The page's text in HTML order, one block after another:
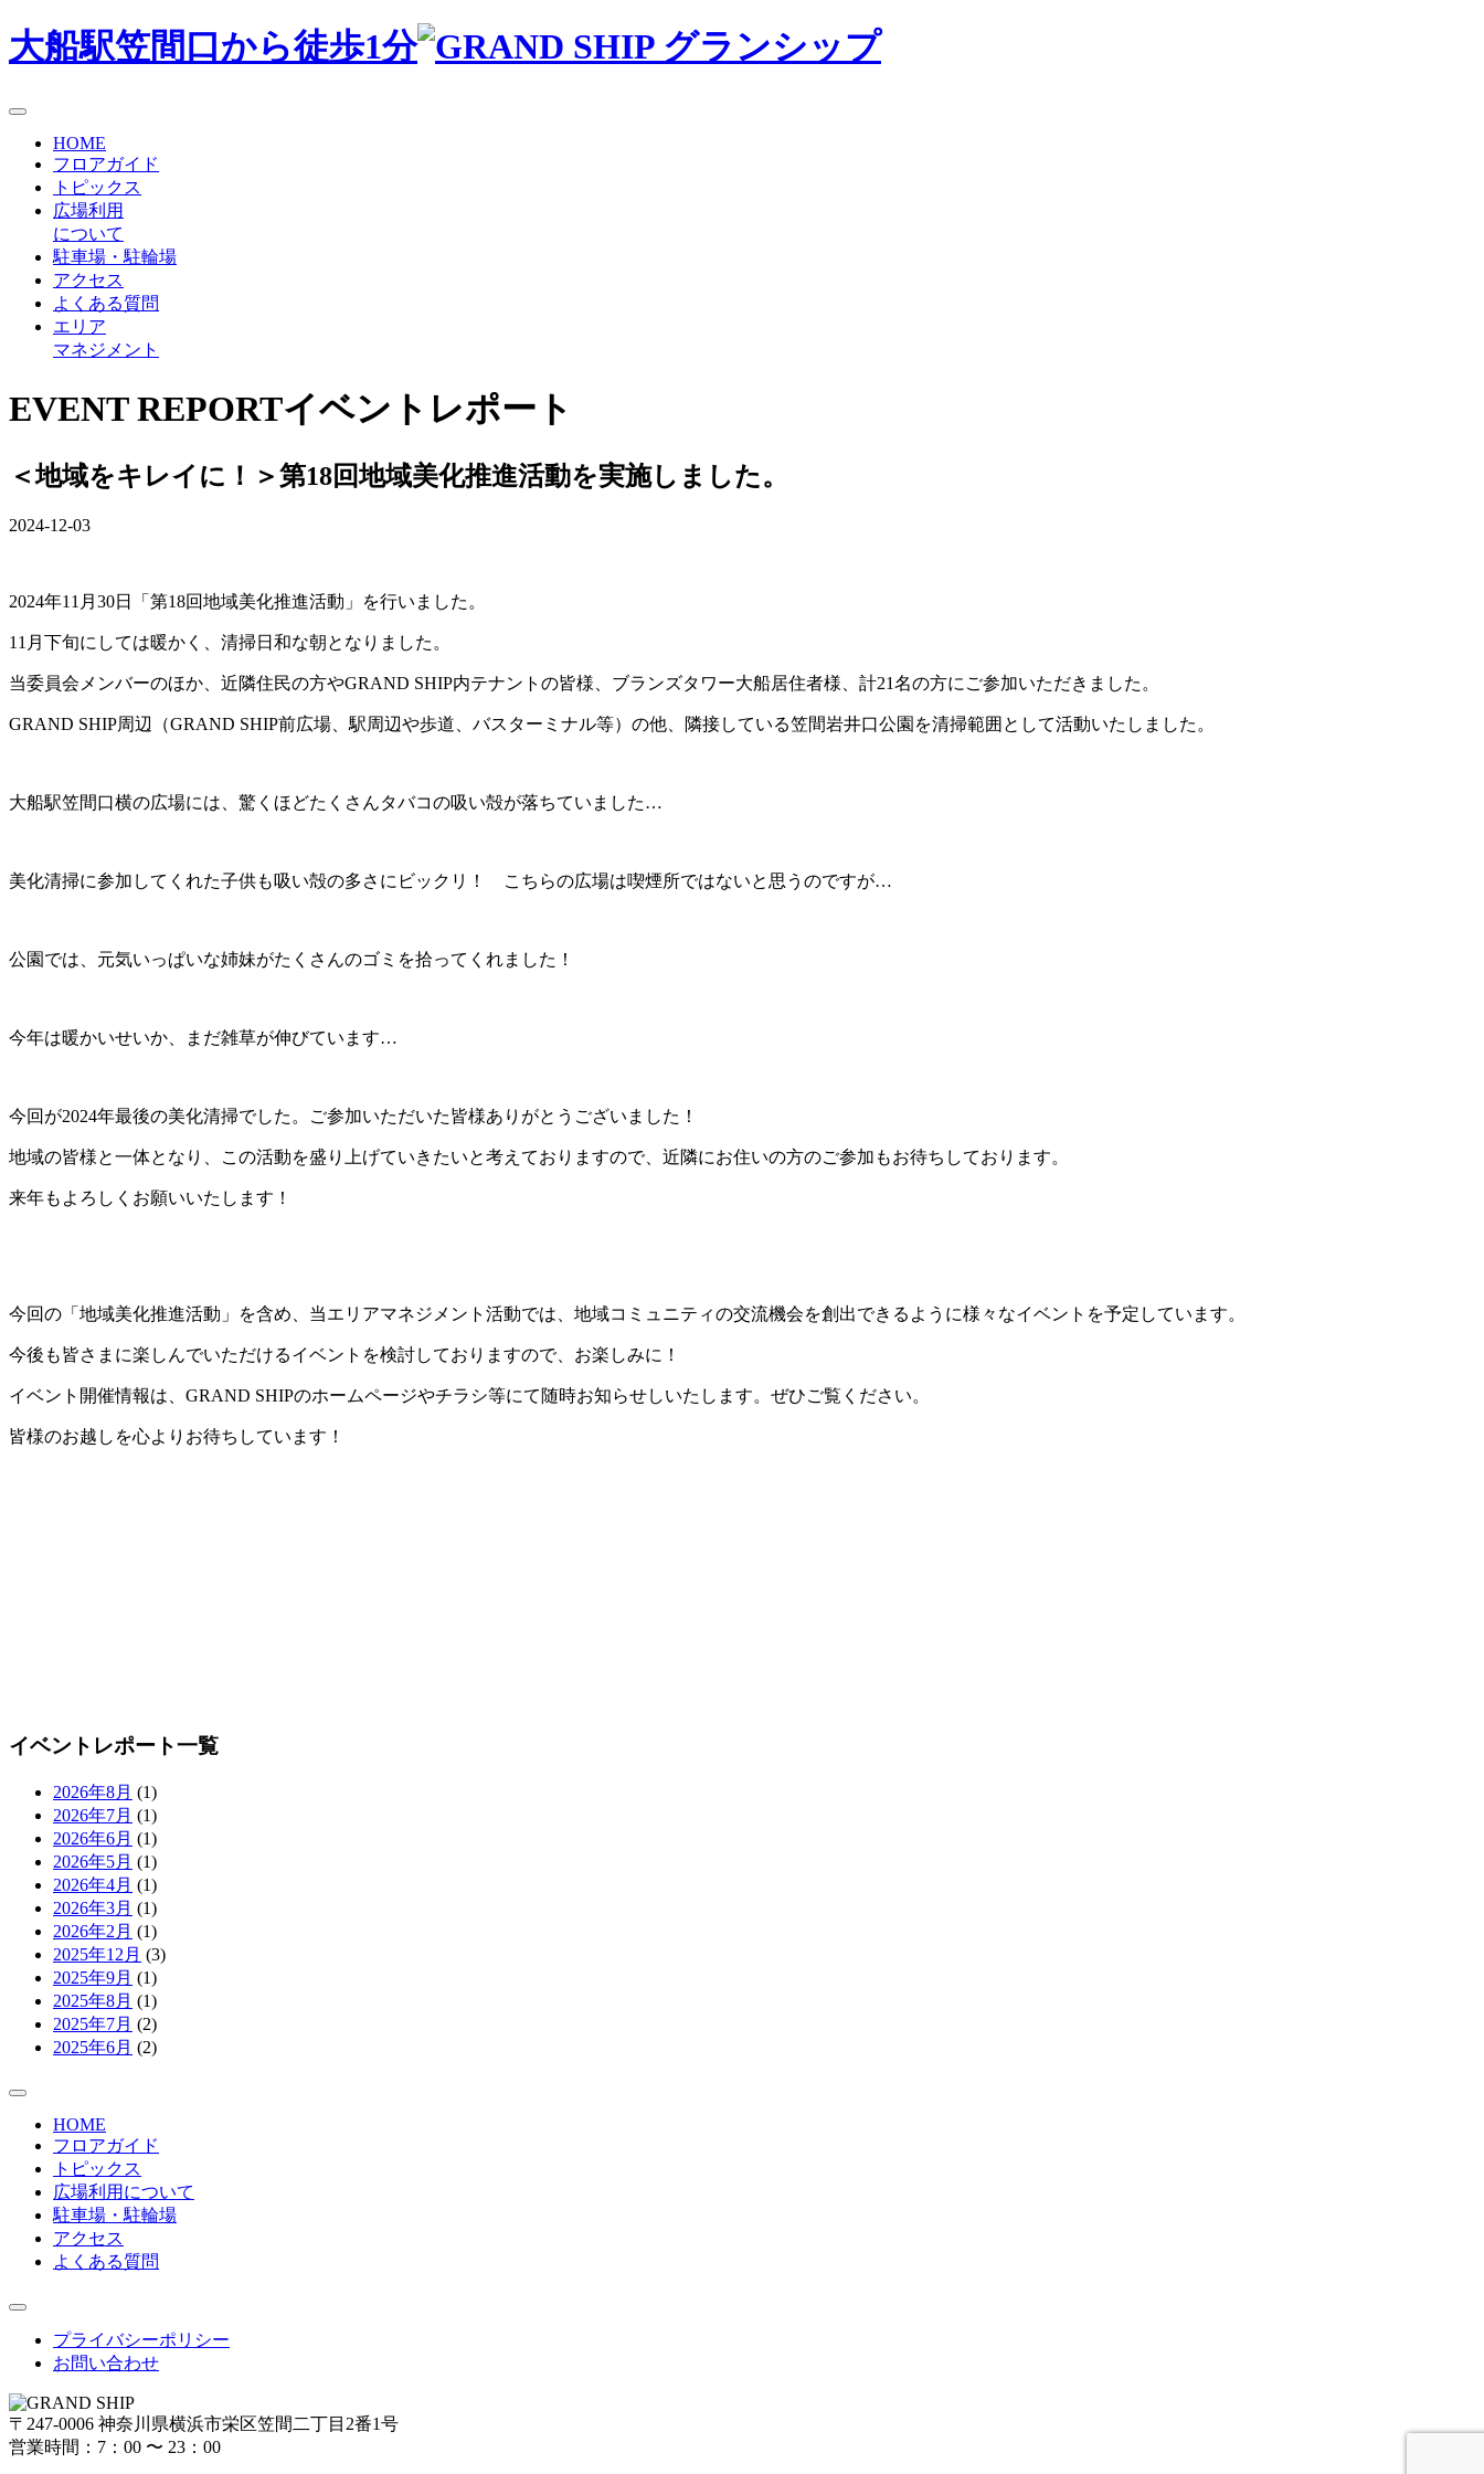
大船駅笠間口から徒歩1分
HOME
フロアガイド
トピックス
広場利用
について
駐車場・駐輪場
アクセス
よくある質問
エリア
マネジメント
EVENT REPORTイベントレポート
＜地域をキレイに！＞第18回地域美化推進活動を実施しました。
2024-12-03
2024年11 月 30日「第18回地域美化推進活動」を行いました。
11月下旬にしては暖かく、清掃日和な朝となりました。
当委員会メンバーのほか、近隣住民の方やGRAND SHIP内テナントの皆様、ブランズタワー大船居住者様、計21名の方にご参加いただきました。
GRAND SHIP周辺（GRAND SHIP前広場、駅周辺や歩道、バスターミナル等）の他、隣接している笠間岩井口公園を清掃範囲として活動いたしました。
大船駅笠間口横の広場には、驚くほどたくさんタバコの吸い殻が落ちていました…
美化清掃に参加してくれた子供も吸い殻の多さにビックリ！ こちらの広場は喫煙所ではないと思うのですが…
公園では、元気いっぱいな姉妹がたくさんのゴミを拾ってくれました！
今年は暖かいせいか、まだ雑草が伸びています…
今回が2024年最後の美化清掃でした。ご参加いただいた皆様ありがとうございました！
地域の皆様と一体となり、この活動を盛り上げていきたいと考えておりますので、近隣にお住いの方のご参加もお待ちしております。
来年もよろしくお願いいたします！
今回の「地域美化推進活動」を含め、当エリアマネジメント活動では、地域コミュニティの交流機会を創出できるように様々なイベントを予定しています。
今後も皆さまに楽しんでいただけるイベントを検討しておりますので、お楽しみに！
イベント開催情報は、 GRAND SHIPのホームページやチラシ等にて随時お知らせしいたします。ぜひご覧ください。
皆様のお越しを心よりお待ちしています！
イベントレポート一覧
2026年8月 (1)
2026年7月 (1)
2026年6月 (1)
2026年5月 (1)
2026年4月 (1)
2026年3月 (1)
2026年2月 (1)
2025年12月 (3)
2025年9月 (1)
2025年8月 (1)
2025年7月 (2)
2025年6月 (2)
HOME
フロアガイド
トピックス
広場利用について
駐車場・駐輪場
アクセス
よくある質問
プライバシーポリシー
お問い合わせ
〒247-0006 神奈川県横浜市栄区笠間二丁目2番1号
営業時間：7：00 〜 23：00